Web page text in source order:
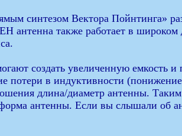
синтезом Вектора Пойнтинга»
антенна также работает в
создать увеличенную
потери в индуктивности
длина/диаметр антенны.
форма антенны. Если вы слышали